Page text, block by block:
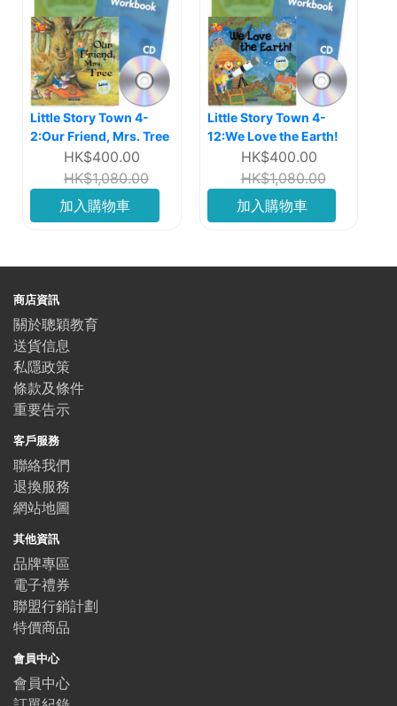
Little Story Town 4-
2:Our Friend, Mrs. Tree
HK$400.00
HK$1,080.00
加入購物車
Little Story Town 4-
12:We Love the Earth!
HK$400.00
HK$1,080.00
加入購物車
商店資訊
關於聰穎教育
送貨信息
私隱政策
條款及條件
重要告示
客戶服務
聯絡我們
退換服務
網站地圖
其他資訊
品牌專區
電子禮券
聯盟行銷計劃
特價商品
會員中心
會員中心